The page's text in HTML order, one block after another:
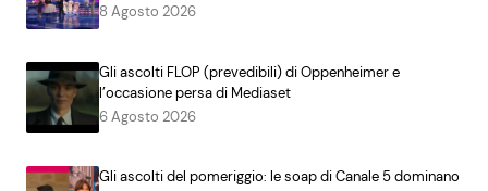
8 Agosto 2026
Gli ascolti FLOP (prevedibili) di Oppenheimer e
l’occasione persa di Mediaset
6 Agosto 2026
Gli ascolti del pomeriggio: le soap di Canale 5 dominano